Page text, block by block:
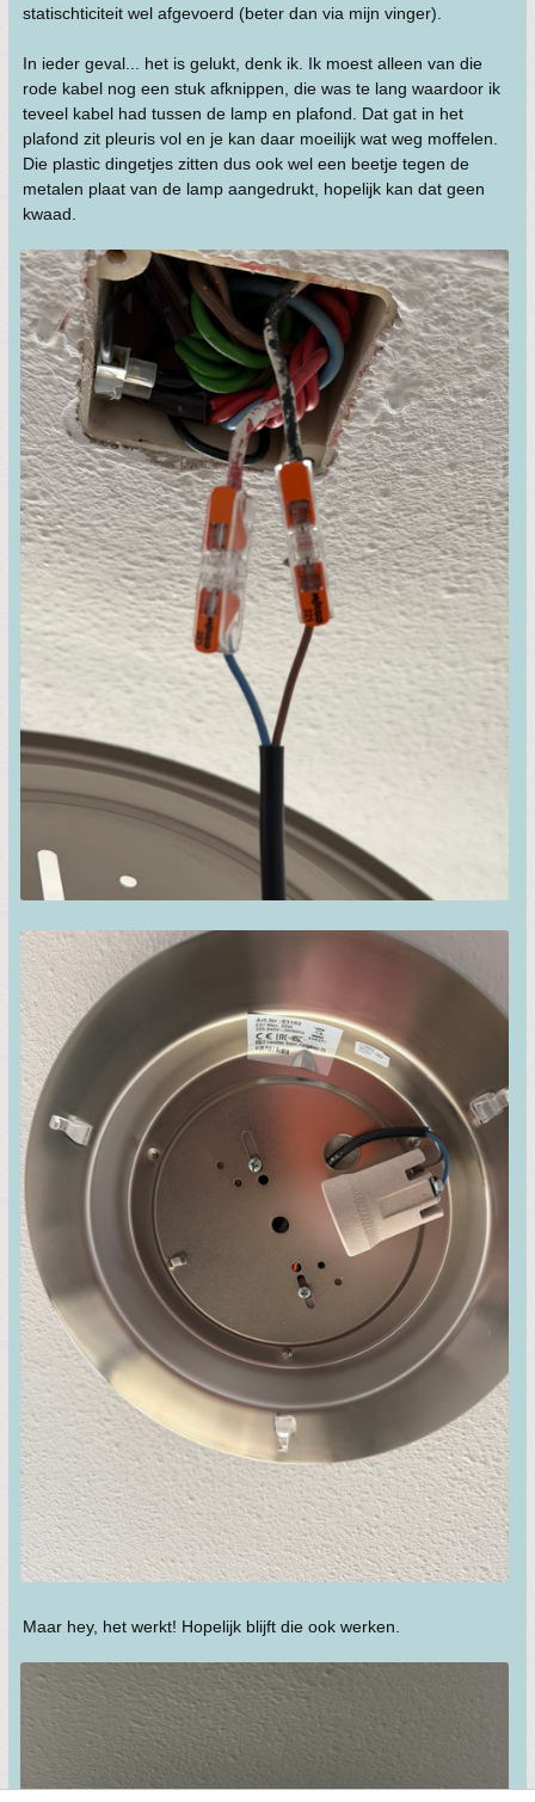
statischticiteit wel afgevoerd (beter dan via mijn vinger).
In ieder geval... het is gelukt, denk ik. Ik moest alleen van die
rode kabel nog een stuk afknippen, die was te lang waardoor ik
teveel kabel had tussen de lamp en plafond. Dat gat in het
plafond zit pleuris vol en je kan daar moeilijk wat weg moffelen.
Die plastic dingetjes zitten dus ook wel een beetje tegen de
metalen plaat van de lamp aangedrukt, hopelijk kan dat geen
kwaad.
Maar hey, het werkt! Hopelijk blijft die ook werken.